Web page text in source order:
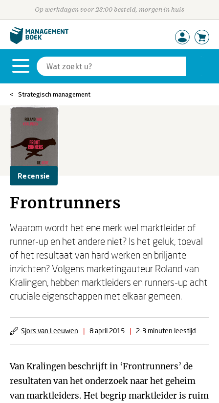
Op werkdagen voor 23:00 besteld, morgen in huis
Strategisch management
Recensie
Frontrunners
Waarom wordt het ene merk wel marktleider of
runner-up en het andere niet? Is het geluk, toeval
of het resultaat van hard werken en briljante
inzichten? Volgens marketingauteur Roland van
Kralingen, hebben marktleiders en runners-up acht
cruciale eigenschappen met elkaar gemeen.
Sjors van Leeuwen | 8 april 2015 | 2-3 minuten leestijd
Van Kralingen beschrijft in ‘Frontrunners’ de
resultaten van het onderzoek naar het geheim
van marktleiders. Het begrip marktleider is ruim